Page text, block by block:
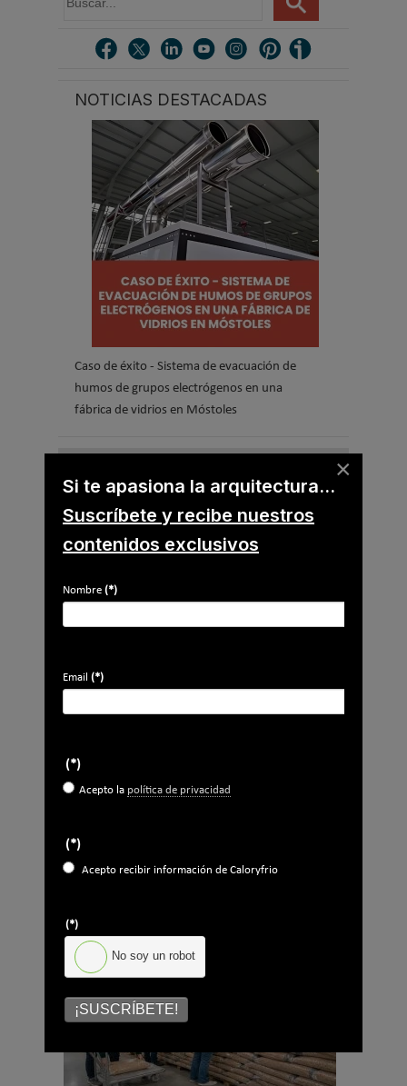
u
NOTICIAS DESTACADAS
Caso de éxito - Sistema de evacuación de
humos de grupos electrógenos en una
fábrica de vidrios en Móstoles
nuestros boletines
Y RECIBE EN TU EMAIL TODA LA
ACTUALIDAD DEL SECTOR
Nombre *
Email
LO MÁS VISTO
×
Si te apasiona la arquitectura...
Suscríbete y recibe nuestros
contenidos exclusivos
Nombre (*)
Email (*)
(*)
Acepto la política de privacidad
(*)
Acepto recibir información de Caloryfrio
(*)
No soy un robot
¡SUSCRÍBETE!